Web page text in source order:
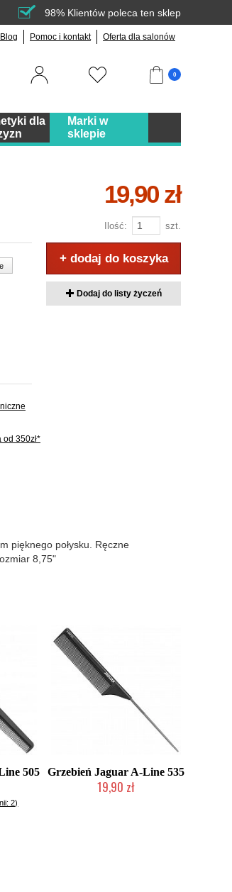
98% Klientów poleca ten sklep
Blog Pomoc i kontakt Oferta dla salonów
0
dla
Marki w
sklepie
od 350zł*
19,90 zł
Ilość: szt.
+ dodaj do koszyka
Dodaj do listy życzeń
pięknego połysku. Ręczne
8,75"
505
24h)
2)
Grzebień Jaguar A-Line 535
19,90 zł